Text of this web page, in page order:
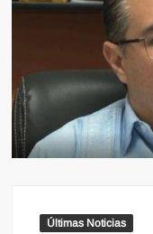
Últimas Noticias